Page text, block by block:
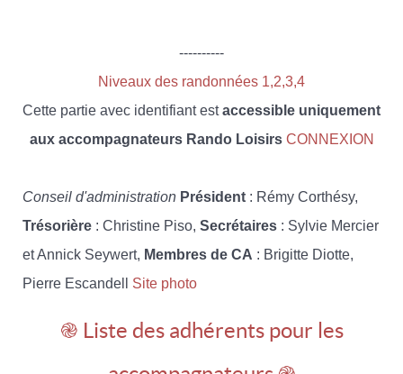
----------
Niveaux des randonnées 1,2,3,4
Cette partie avec identifiant estaccessible uniquement
aux accompagnateurs Rando Loisirs CONNEXION
Conseil d'administration Président : Rémy Corthésy,
Trésorière : Christine Piso, Secrétaires : Sylvie Mercier
et Annick Seywert, Membres de CA : Brigitte Diotte,
Pierre Escandell Site photo
֎ Liste des adhérents pour les